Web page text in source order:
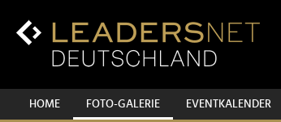
Inhalt
Hauptnavigation
HOME FOTO-GALERIE EVENTKALENDER